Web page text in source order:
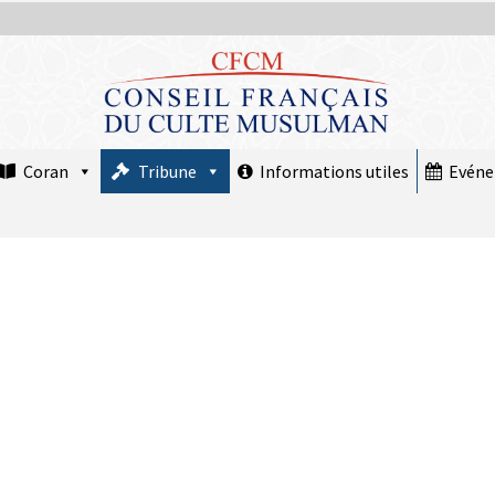
Coran Tribune Informations utiles